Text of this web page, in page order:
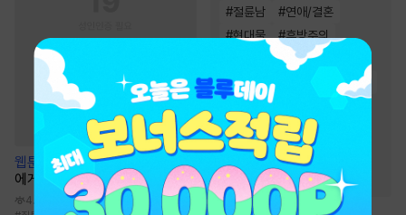
웹툰
[불공정 단편선] 옆집 남자
에게 잘해 주지 마세요
4.3만
#절륜남 #연애/결혼
#현대물 #후방주의
모럴리스 #유혹
#하드코어 #원나잇
능욕 #
#직진남 #오피스물
#짝사랑
여성인기
#
계약관계 # 삼각관계